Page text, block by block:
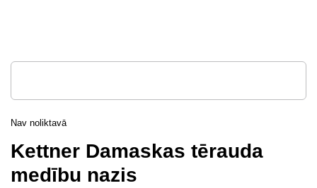
Kettner Damaskas tērauda
medību nazis
Nav noliktavā